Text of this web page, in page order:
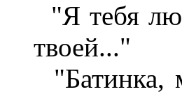
"Я тебя
твоей..."
"Батинка,